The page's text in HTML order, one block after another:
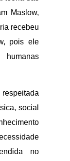
Maslow,
recebeu
pois ele
social
no